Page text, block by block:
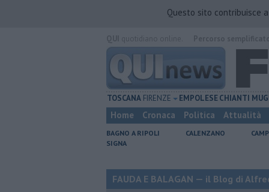
Questo sito contribuisce
TOSCANA FIRENZE EMPOLESECHIANTI
Home Cronaca Politica Attualità
BAGNO A RIPOLI CALENZANO
SIGNA
FAUDA E BALAGAN — il Blog di